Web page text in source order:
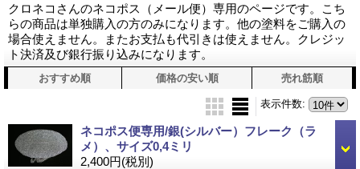
クロネコさんのネコポス（メール便）専用のページです。こち
らの商品は単独購入の方のみになります。他の塗料をご購入の
場合使えません。またお支払も代引きは使えません。クレジッ
ト決済及び銀行振り込みになります。
おすすめ順 価格の安い順 売れ筋順
表示件数:
ネコポス便専用/銀(シルバー）フレーク（ラ
メ）、サイズ0,4ミリ
2,400円(税別)